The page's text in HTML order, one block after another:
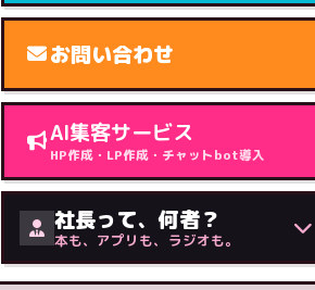
お問い合わせ
AI集客サービス
HP作成・LP作成・チャットbot導入
社長って、何者？
本も、アプリも、ラジオも。